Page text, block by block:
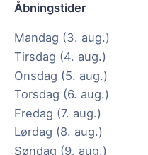
Åbningstider
Mandag (3. aug.)
Tirsdag (4. aug.)
Onsdag (5. aug.)
Torsdag (6. aug.)
Fredag (7. aug.)
Lørdag (8. aug.)
Søndag (9. aug.)